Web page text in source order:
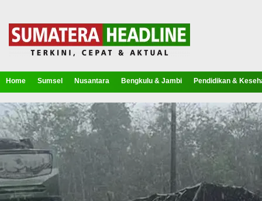
Home Sumsel Nusantara Bengkulu & Jambi Pendidikan &